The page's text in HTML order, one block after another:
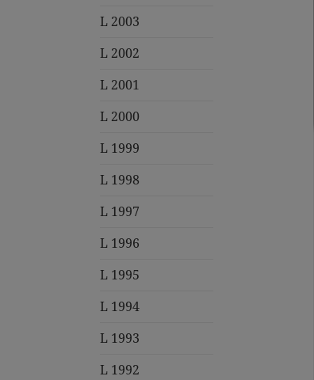
L 2003
L 2002
L 2001
L 2000
L 1999
L 1998
L 1997
L 1996
L 1995
L 1994
L 1993
L 1992